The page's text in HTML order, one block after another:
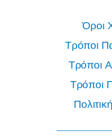
Όροι
Τρόποι
Τρόποι
Τρόποι